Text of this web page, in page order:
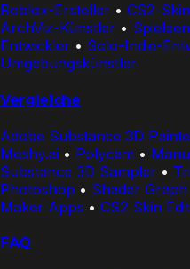
Roblox-Ersteller • CS2-
ArchViz-Künstler •
Entwickler • Solo-Indie-
Umgebungskünstler
Vergleiche
Adobe Substance 3D
Meshy.ai • Polycam •
Substance 3D Sampler •
Photoshop • Shader
Maker Apps • CS2 Skin
FAQ